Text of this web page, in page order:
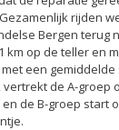
rijden
Bergen terug
km op de teller en
een gemiddelde
de A-groep
de B-groep start